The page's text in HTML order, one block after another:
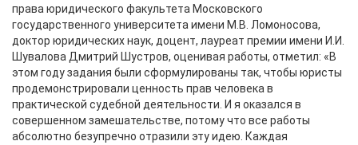
права юридического факультета Московского
государственного университета имени М.В. Ломоносова,
доктор юридических наук, доцент, лауреат премии имени И.И.
Шувалова Дмитрий Шустров, оценивая работы, отметил: «В
этом году задания были сформулированы так, чтобы юристы
продемонстрировали ценность прав человека в
практической судебной деятельности. И я оказался в
совершенном замешательстве, потому что все работы
абсолютно безупречно отразили эту идею. Каждая